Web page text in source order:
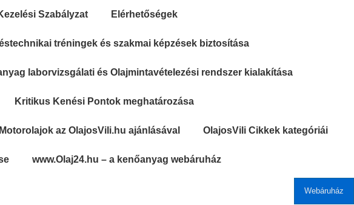
Szabályzat Elérhetőségek
tréningek és szakmai képzések biztosítása
laborvizsgálati és Olajmintavételezési rendszer kialakítása
Kritikus Kenési Pontok meghatározása
Motorolajok az OlajosVili.hu ajánlásával OlajosVili Cikkek kategóriái
www.Olaj24.hu – a kenőanyag webáruház
Webáruház